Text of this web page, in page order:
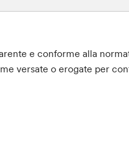
e conforme alla
versate o erogate per